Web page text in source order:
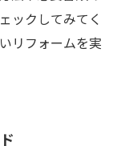
ックしてみてく
リフォームを実